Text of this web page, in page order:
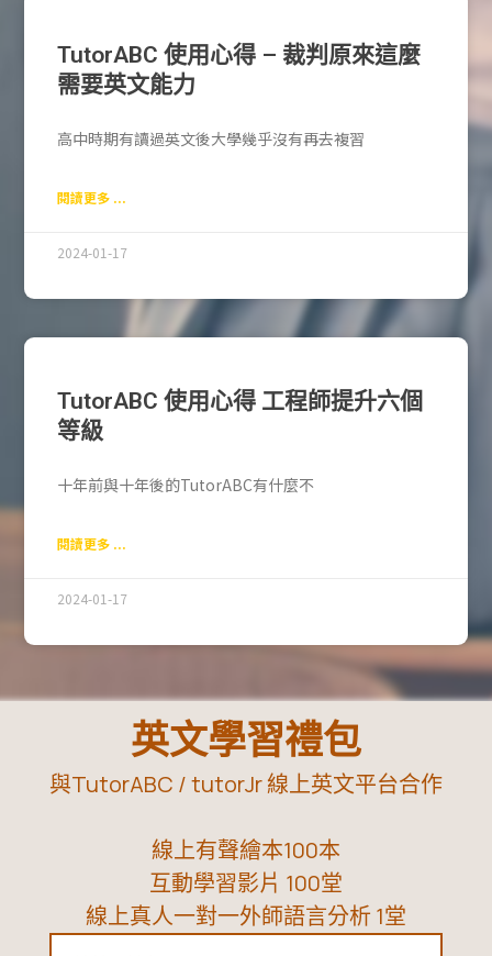
TutorABC 使用心得 – 裁判原來這麼
需要英文能力
高中時期有讀過英文後大學幾乎沒有再去複習
閱讀更多 ...
2024-01-17
TutorABC 使用心得 工程師提升六個
等級
十年前與十年後的TutorABC有什麼不
閱讀更多 ...
2024-01-17
英文學習禮包
與TutorABC / tutorJr 線上英文平台合作
線上有聲繪本100本
互動學習影片 100堂
線上真人一對一外師語言分析 1堂